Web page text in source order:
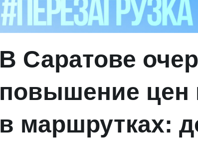
В Саратове
повышение цен
в маршрутках: